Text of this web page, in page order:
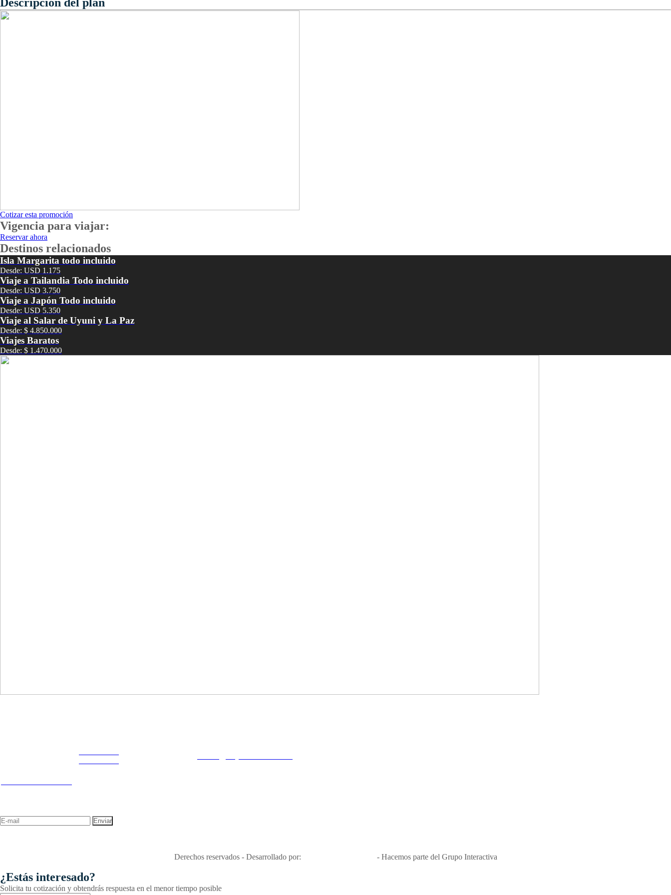
Cotizar esta promoción
Vigencia para viajar:
Reservar ahora
Destinos relacionados
Isla Margarita todo incluido
Desde: USD 1.175
Viaje a Tailandia Todo incluido
Desde: USD 3.750
Viaje a Japón Todo incluido
Desde: USD 5.350
Viaje al Salar de Uyuni y La Paz
Desde: $ 4.850.000
Viajes Baratos
Desde: $ 1.470.000
Derechos reservados - Desarrollado por:
- Hacemos parte del Grupo Interactiva
¿Estás interesado?
Solicita tu cotización y obtendrás respuesta en el menor tiempo posible